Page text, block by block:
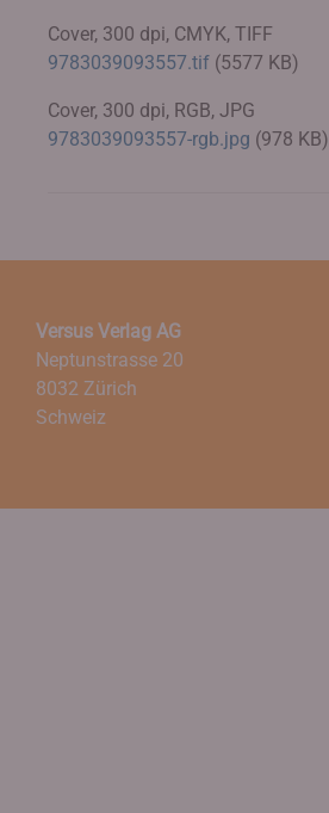
Cover, 300 dpi, CMYK, TIFF
9783039093557.tif (5577 KB)
Cover, 300 dpi, RGB, JPG
9783039093557-rgb.jpg (978 KB)
Versus Verlag AG
Neptunstrasse 20
8032 Zürich
Schweiz